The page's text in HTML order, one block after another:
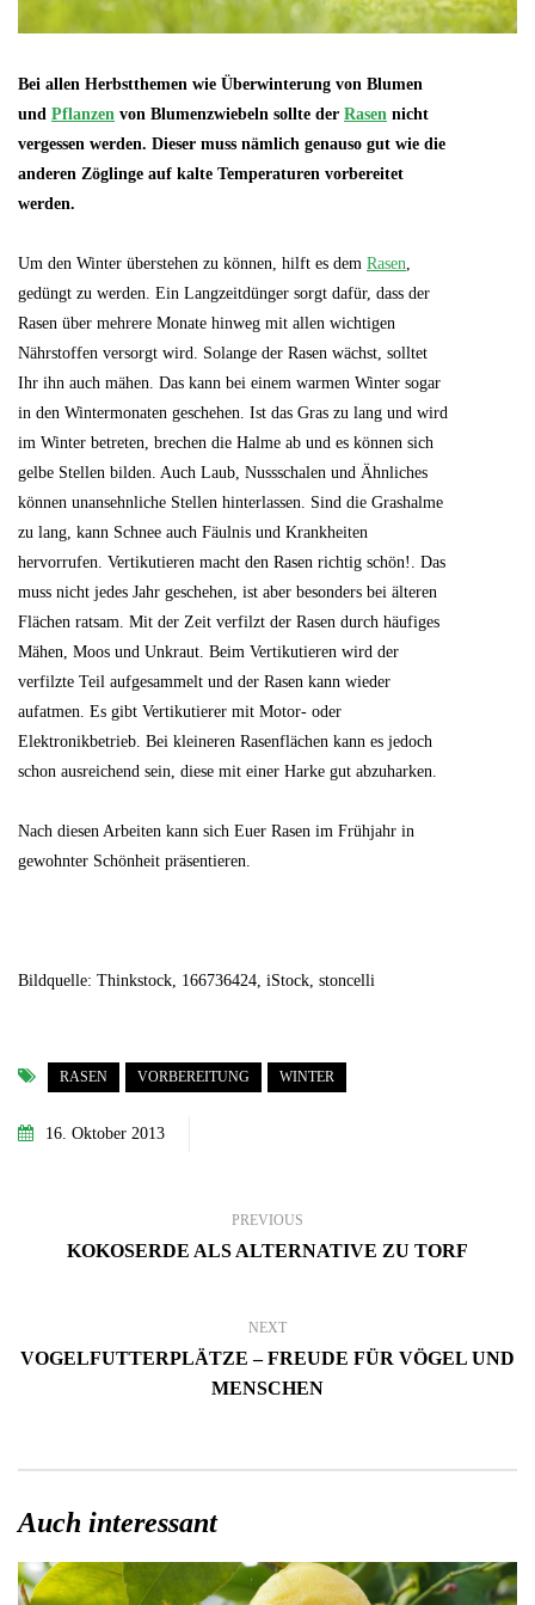
Bei allen Herbstthemen wie Überwinterung von Blumen
und Pflanzen von Blumenzwiebeln sollte der Rasen nicht
vergessen werden. Dieser muss nämlich genauso gut wie die
anderen Zöglinge auf kalte Temperaturen vorbereitet
werden.
Um den Winter überstehen zu können, hilft es dem Rasen
gedüngt zu werden. Ein Langzeitdünger sorgt dafür, dass der
Rasen über mehrere Monate hinweg mit allen wichtigen
Nährstoffen versorgt wird. Solange der Rasen wächst, solltet
Ihr ihn auch mähen. Das kann bei einem warmen Winter sogar
in den Wintermonaten geschehen. Ist das Gras zu lang und wird
im Winter betreten, brechen die Halme ab und es können sich
gelbe Stellen bilden. Auch Laub, Nussschalen und Ähnliches
können unansehnliche Stellen hinterlassen. Sind die Grashalme
zu lang, kann Schnee auch Fäulnis und Krankheiten
hervorrufen. Vertikutieren macht den Rasen richtig schön!. Das
muss nicht jedes Jahr geschehen, ist aber besonders bei älteren
Flächen ratsam. Mit der Zeit verfilzt der Rasen durch häufiges
Mähen, Moos und Unkraut. Beim Vertikutieren wird der
verfilzte Teil aufgesammelt und der Rasen kann wieder
aufatmen. Es gibt Vertikutierer mit Motor- oder
Elektronikbetrieb. Bei kleineren Rasenflächen kann es jedoch
schon ausreichend sein, diese mit einer Harke gut abzuharken.
Nach diesen Arbeiten kann sich Euer Rasen im Frühjahr in
gewohnter Schönheit präsentieren.
Bildquelle: Thinkstock, 166736424, iStock, stoncelli
RASEN VORBEREITUNG WINTER
16. Oktober 2013
PREVIOUS
KOKOSERDE ALS ALTERNATIVE ZU TORF
NEXT
VOGELFUTTERPLÄTZE – FREUDE FÜR VÖGEL UND
MENSCHEN
Auch interessant